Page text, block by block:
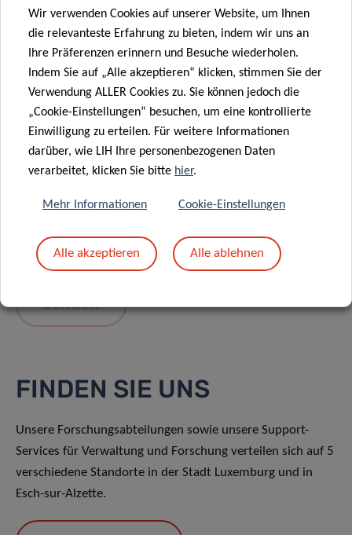
Mit dem Absenden Ihrer Nachricht erklären Sie
Datenschutzrichtlinie.
FINDEN SIE UNS
Unsere Forschungsabteilungen sowie unsere Support-
Services für Verwaltung und Forschung verteilen sich auf 5
verschiedene Standorte in der Stadt Luxemburg und in
Esch-sur-Alzette.
Wir verwenden Cookies auf unserer Website, um Ihnen
die relevanteste Erfahrung zu bieten, indem wir uns an
Ihre Präferenzen erinnern und Besuche wiederholen.
Indem Sie auf „Alle akzeptieren“ klicken, stimmen Sie der
Verwendung ALLER Cookies zu. Sie können jedoch die
„Cookie-Einstellungen“ besuchen, um eine kontrollierte
Einwilligung zu erteilen. Für weitere Informationen
darüber, wie LIH Ihre personenbezogenen Daten
verarbeitet, klicken Sie bitte hier.
Mehr Informationen Cookie-Einstellungen
Alle akzeptieren Alle ablehnen